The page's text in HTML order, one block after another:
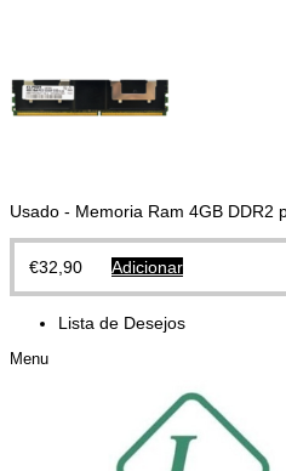
Usado - Memoria Ram 4GB DDR2
€32,90 Adicionar
Lista de Desejos
Menu